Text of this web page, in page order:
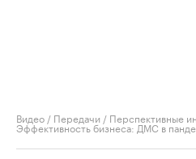
Видео / Передачи / Перспективные
Эффективность бизнеса: ДМС в